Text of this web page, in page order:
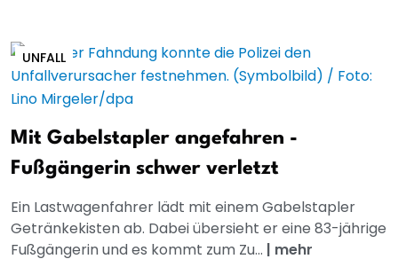
UNFALL
Mit Gabelstapler angefahren -
Fußgängerin schwer verletzt
Ein Lastwagenfahrer lädt mit einem Gabelstapler
Getränkekisten ab. Dabei übersieht er eine 83-jährige
Fußgängerin und es kommt zum Zu... | mehr